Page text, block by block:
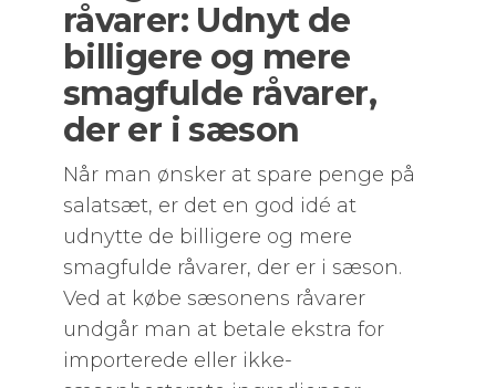
råvarer: Udnyt de
billigere og mere
smagfulde råvarer,
der er i sæson
Når man ønsker at spare penge på
salatsæt, er det en god idé at
udnytte de billigere og mere
smagfulde råvarer, der er i sæson.
Ved at købe sæsonens råvarer
undgår man at betale ekstra for
importerede eller ikke-